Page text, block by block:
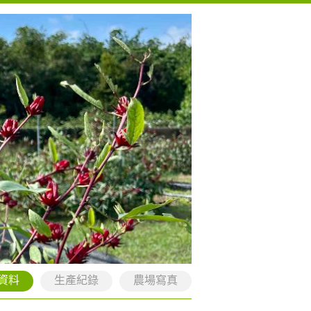
料 生產紀錄 農場寫真